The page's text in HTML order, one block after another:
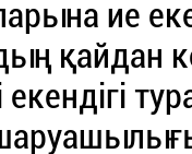
ие
қайдан